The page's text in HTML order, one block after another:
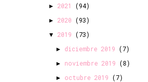
► 2021 (94)
► 2020 (93)
▼ 2019 (73)
► diciembre 2019 (7)
► noviembre 2019 (8)
► octubre 2019 (7)